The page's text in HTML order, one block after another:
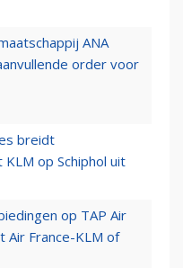
ANA
order voor
breidt
op Schiphol uit
op TAP Air
Air France-KLM of